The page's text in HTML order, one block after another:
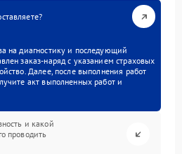
на диагностику и последующий
заказ-наряд с указанием страховых
Далее, после выполнения работ
акт выполненных работ и
и какой
проводить